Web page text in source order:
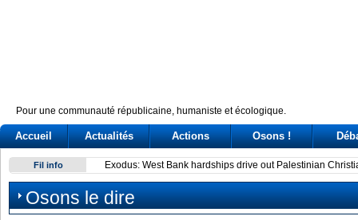
Pour une communauté républicaine, humaniste et écologique.
Accueil Actualités Actions Osons !
Fil info Exodus: West Bank hardships drive out Palestinian
Osons le dire